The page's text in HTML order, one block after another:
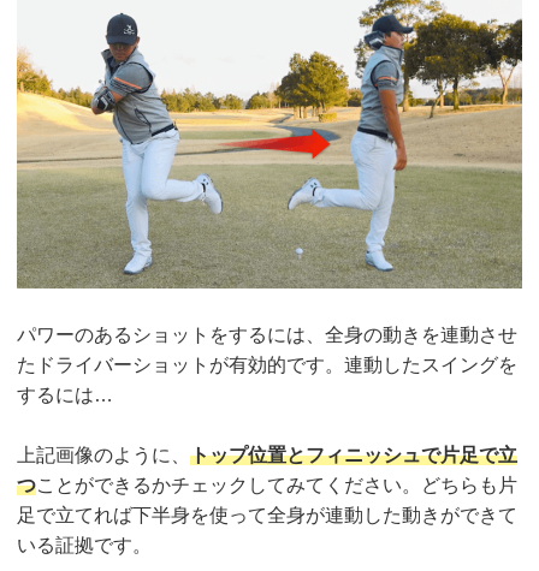
パワーのあるショットをするには、全身の動きを連動させ
たドライバーショットが有効的です。連動したスイングを
するには…
上記画像のように、 トップ位置とフィニッシュで片足で立
つことができるかチェックしてみてください。どちらも片
足で立てれば下半身を使って全身が連動した動きができて
いる証拠です。